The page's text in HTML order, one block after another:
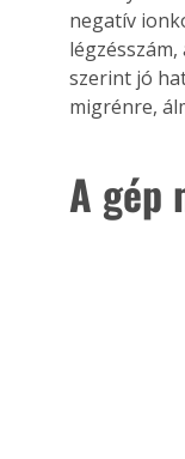
negatív
szerint jó
migrénre,
A gép